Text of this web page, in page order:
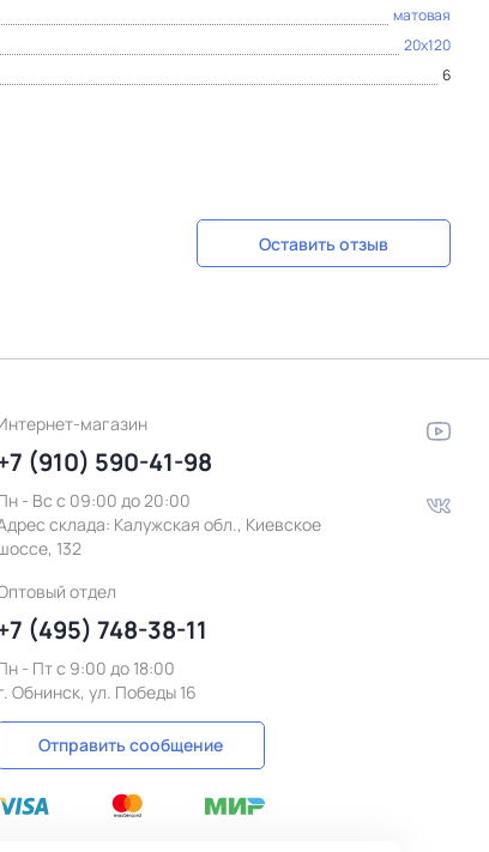
матовая
20x120
6
Оставить отзыв
магазин
(910) 590-41-98
- Вс с 09:00 до 20:00
склада: Калужская обл., Киевское
132
отдел
(495) 748-38-11
- Пт c 9:00 до 18:00
Обнинск, ул. Победы 16
Отправить сообщение